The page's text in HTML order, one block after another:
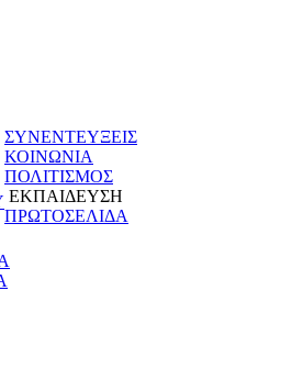
ΣΥΝΕΝΤΕΥΞΕΙΣ
ΚΟΙΝΩΝΙΑ
ΠΟΛΙΤΙΣΜΟΣ
ΕΚΠΑΙΔΕΥΣΗ
ΠΡΩΤΟΣΕΛΙΔΑ